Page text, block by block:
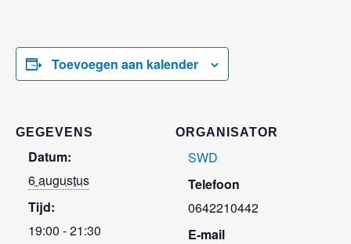
Toevoegen aan kalender
GEGEVENS
Datum:
6 augustus
Tijd:
19:00 - 21:30
ORGANISATOR
SWD
Telefoon
0642210442
E-mail